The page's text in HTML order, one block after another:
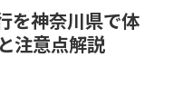
を神奈川県で体
注意点解説